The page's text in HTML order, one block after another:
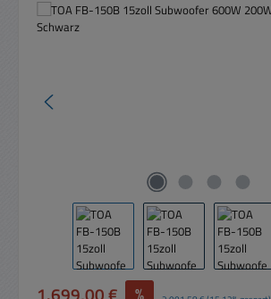
Verkaufspreis: